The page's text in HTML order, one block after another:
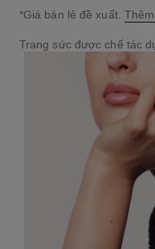
↩
*Giá bán lẻ đề xuất.
Trang sức được chế tác